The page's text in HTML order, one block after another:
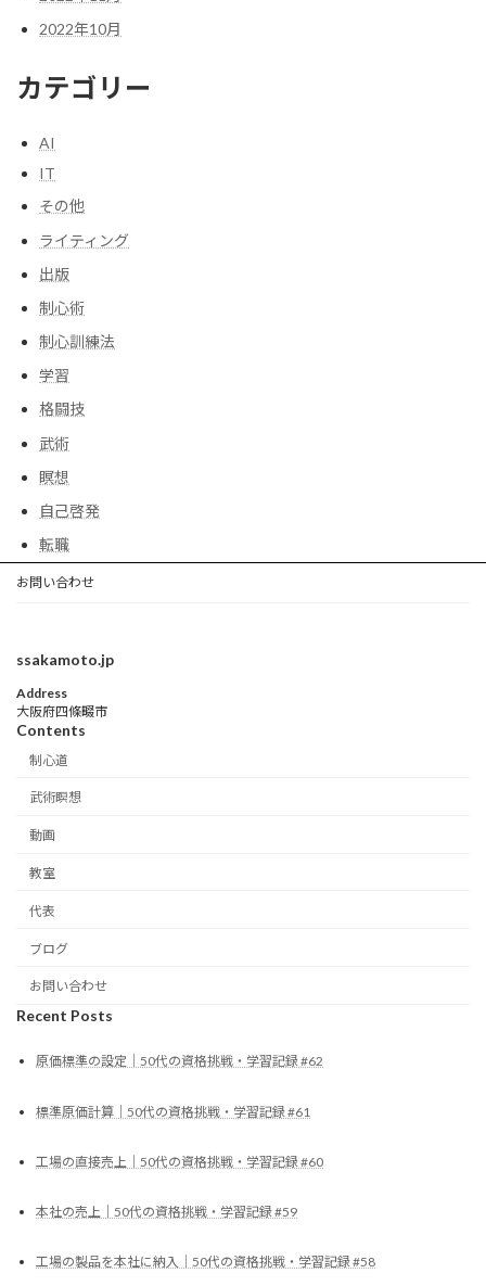
2022年10月
カテゴリー
AI
IT
その他
ライティング
出版
制心術
制心訓練法
学習
格闘技
武術
瞑想
自己啓発
転職
お問い合わせ
ssakamoto.jp
Address
大阪府四條畷市
Contents
制心道
武術瞑想
動画
教室
代表
ブログ
お問い合わせ
Recent Posts
原価標準の設定｜50代の資格挑戦・学習記録 #62
標準原価計算｜50代の資格挑戦・学習記録 #61
工場の直接売上｜50代の資格挑戦・学習記録 #60
本社の売上｜50代の資格挑戦・学習記録 #59
工場の製品を本社に納入｜50代の資格挑戦・学習記録 #58